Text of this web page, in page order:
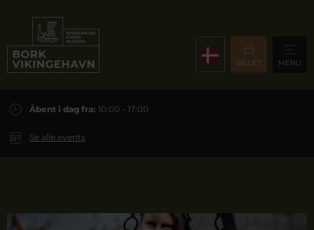
BILLET MENU
Åbent i dag fra: 10:00 - 17:00
Se alle events